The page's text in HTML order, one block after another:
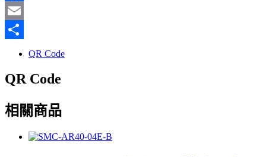
Facebook
Email
QR Code
QR Code
相關商品